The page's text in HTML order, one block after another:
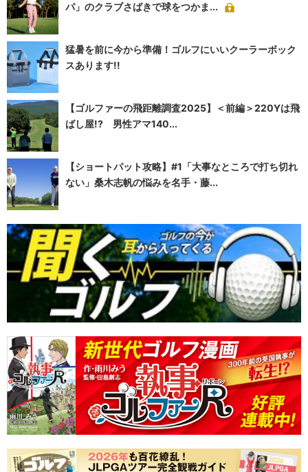
パ」のクラブさばきで球をつかま...
猛暑を前に今から準備！ゴルフにいいクーラーボック
スあります!!
【ゴルファーの飛距離調査2025】＜前編＞220Yは飛
ばし屋!? 男性アマ140...
【ショートパット攻略】#1「大事なところで打ち切れ
ない」桑木志帆の悩みを名手・藤...